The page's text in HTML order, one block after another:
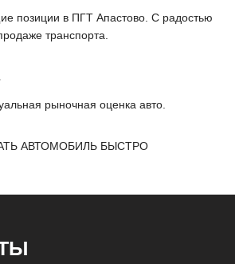
позиции в ПГТ Апастово. С радостью
транспорта.
рыночная оценка авто.
АВТОМОБИЛЬ БЫСТРО